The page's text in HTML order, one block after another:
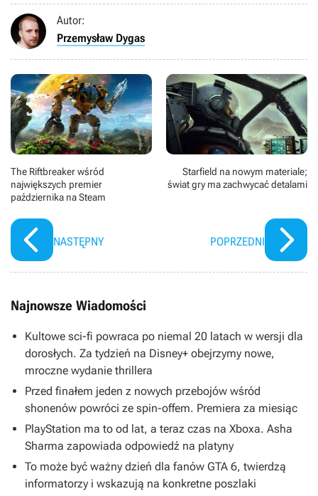
Autor:
Przemysław Dygas
The Riftbreaker wśród
największych premier
października na Steam
NASTĘPNY
Starfield na nowym materiale;
świat gry ma zachwycać detalami
POPRZEDNI
Najnowsze Wiadomości
Kultowe sci-fi powraca po niemal 20 latach w wersji dla
dorosłych. Za tydzień na Disney+ obejrzymy nowe,
mroczne wydanie thrillera
Przed finałem jeden z nowych przebojów wśród
shonenów powróci ze spin-offem. Premiera za miesiąc
PlayStation ma to od lat, a teraz czas na Xboxa. Asha
Sharma zapowiada odpowiedź na platyny
To może być ważny dzień dla fanów GTA 6, twierdzą
informatorzy i wskazują na konkretne poszlaki